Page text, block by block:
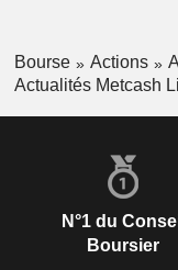
Bourse Actions
Actualités Metcash
N°1 du
Boursier